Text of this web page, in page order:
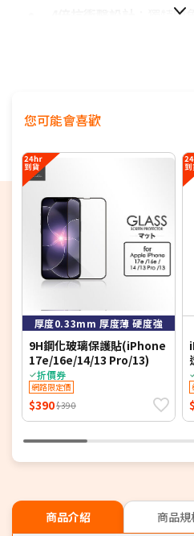
：獨特
鏡頭增高設計
您可能會喜歡
厚度0.33mm 厚度薄 硬度強
9H鋼化玻璃保護貼(iPhone
17e/16e/14/13 Pro/13)
折價券
網路限定價
$390$390
商品介紹 商品規